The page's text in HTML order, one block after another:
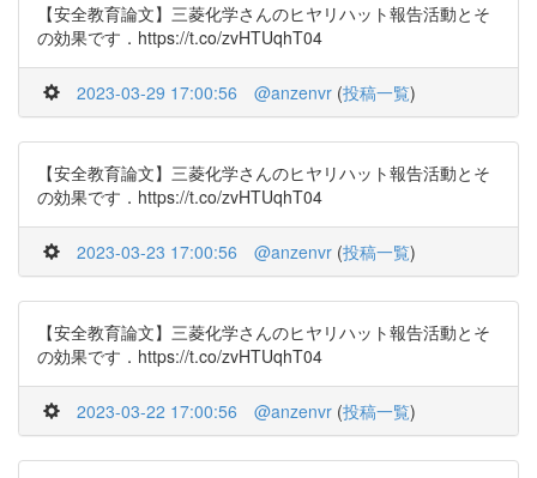
【安全教育論文】三菱化学さんのヒヤリハット報告活動とそ
の効果です．https://t.co/zvHTUqhT04
2023-03-29 17:00:56 @anzenvr (投稿一覧)
【安全教育論文】三菱化学さんのヒヤリハット報告活動とそ
の効果です．https://t.co/zvHTUqhT04
2023-03-23 17:00:56 @anzenvr (投稿一覧)
【安全教育論文】三菱化学さんのヒヤリハット報告活動とそ
の効果です．https://t.co/zvHTUqhT04
2023-03-22 17:00:56 @anzenvr (投稿一覧)